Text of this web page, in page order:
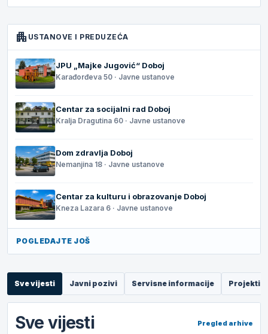
apartment USTANOVE I PREDUZEĆA
JPU „Majke Jugović“ Doboj
Karađorđeva 50 · Javne ustanove
Centar za socijalni rad Doboj
Kralja Dragutina 60 · Javne ustanove
Dom zdravlja Doboj
Nemanjina 18 · Javne ustanove
Centar za kulturu i obrazovanje Doboj
Kneza Lazara 6 · Javne ustanove
POGLEDAJTE JOŠ
Sve vijesti Javni pozivi Servisne informacije Projekti
Sve vijesti Pregled arhive